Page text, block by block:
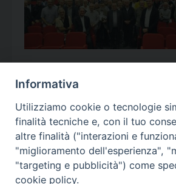
Calendario
<< Ago 2026
l m m g v
Informativa
Utilizziamo cookie o tecnologie
finalità tecniche e, con il tuo
altre finalità ("interazioni e
"miglioramento dell'esperienza",
"targeting e pubblicità") come
cookie policy.